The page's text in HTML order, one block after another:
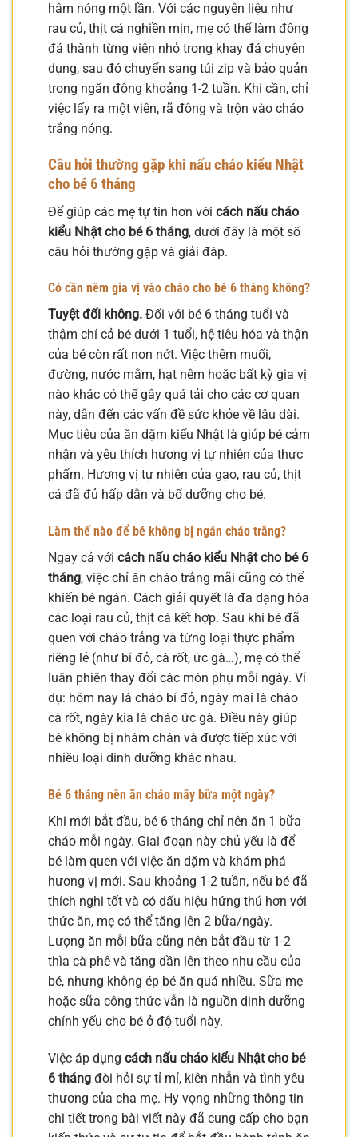
hâm nóng một lần. Với các nguyên liệu như
rau củ, thịt cá nghiền mịn, mẹ có thể làm đông
đá thành từng viên nhỏ trong khay đá chuyên
dụng, sau đó chuyển sang túi zip và bảo quản
trong ngăn đông khoảng 1-2 tuần. Khi cần, chỉ
việc lấy ra một viên, rã đông và trộn vào cháo
trắng nóng.
Câu hỏi thường gặp khi nấu cháo kiểu Nhật
cho bé 6 tháng
Để giúp các mẹ tự tin hơn với cách nấu cháo
kiểu Nhật cho bé 6 tháng, dưới đây là một số
câu hỏi thường gặp và giải đáp.
Có cần nêm gia vị vào cháo cho bé 6 tháng không?
Tuyệt đối không. Đối với bé 6 tháng tuổi và
thậm chí cả bé dưới 1 tuổi, hệ tiêu hóa và thận
của bé còn rất non nớt. Việc thêm muối,
đường, nước mắm, hạt nêm hoặc bất kỳ gia vị
nào khác có thể gây quá tải cho các cơ quan
này, dẫn đến các vấn đề sức khỏe về lâu dài.
Mục tiêu của ăn dặm kiểu Nhật là giúp bé cảm
nhận và yêu thích hương vị tự nhiên của thực
phẩm. Hương vị tự nhiên của gạo, rau củ, thịt
cá đã đủ hấp dẫn và bổ dưỡng cho bé.
Làm thế nào để bé không bị ngán cháo trắng?
Ngay cả với cách nấu cháo kiểu Nhật cho bé 6
tháng, việc chỉ ăn cháo trắng mãi cũng có thể
khiến bé ngán. Cách giải quyết là đa dạng hóa
các loại rau củ, thịt cá kết hợp. Sau khi bé đã
quen với cháo trắng và từng loại thực phẩm
riêng lẻ (như bí đỏ, cà rốt, ức gà…), mẹ có thể
luân phiên thay đổi các món phụ mỗi ngày. Ví
dụ: hôm nay là cháo bí đỏ, ngày mai là cháo
cà rốt, ngày kia là cháo ức gà. Điều này giúp
bé không bị nhàm chán và được tiếp xúc với
nhiều loại dinh dưỡng khác nhau.
Bé 6 tháng nên ăn cháo mấy bữa một ngày?
Khi mới bắt đầu, bé 6 tháng chỉ nên ăn 1 bữa
cháo mỗi ngày. Giai đoạn này chủ yếu là để
bé làm quen với việc ăn dặm và khám phá
hương vị mới. Sau khoảng 1-2 tuần, nếu bé đã
thích nghi tốt và có dấu hiệu hứng thú hơn với
thức ăn, mẹ có thể tăng lên 2 bữa/ngày.
Lượng ăn mỗi bữa cũng nên bắt đầu từ 1-2
thìa cà phê và tăng dần lên theo nhu cầu của
bé, nhưng không ép bé ăn quá nhiều. Sữa mẹ
hoặc sữa công thức vẫn là nguồn dinh dưỡng
chính yếu cho bé ở độ tuổi này.
Việc áp dụng cách nấu cháo kiểu Nhật cho bé
6 tháng đòi hỏi sự tỉ mỉ, kiên nhẫn và tình yêu
thương của cha mẹ. Hy vọng những thông tin
chi tiết trong bài viết này đã cung cấp cho bạn